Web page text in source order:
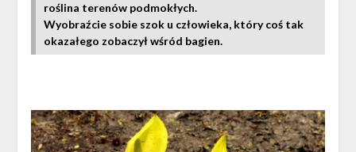
roślina terenów podmokłych.
Wyobraźcie sobie szok u człowieka, który coś tak
okazałego zobaczył wśród bagien.